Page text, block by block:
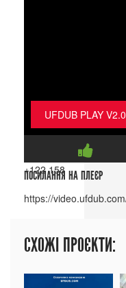
UFDUB PLAY V2.0
+122 158
ПОСИЛАННЯ НА ПЛЕЄР
СХОЖІ ПРОЄКТИ: